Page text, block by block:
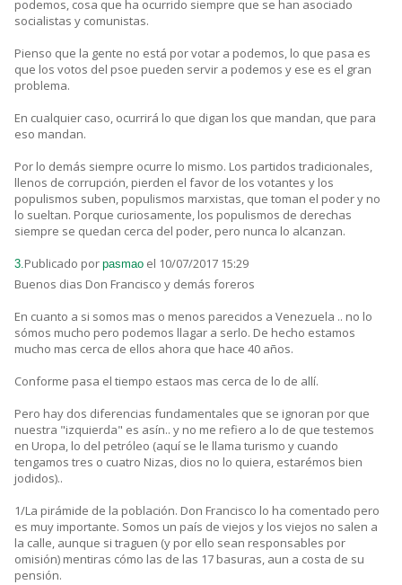
podemos, cosa que ha ocurrido siempre que se han asociado
socialistas y comunistas.
Pienso que la gente no está por votar a podemos, lo que pasa es
que los votos del psoe pueden servir a podemos y ese es el gran
problema.
En cualquier caso, ocurrirá lo que digan los que mandan, que para
eso mandan.
Por lo demás siempre ocurre lo mismo. Los partidos tradicionales,
llenos de corrupción, pierden el favor de los votantes y los
populismos suben, populismos marxistas, que toman el poder y no
lo sueltan. Porque curiosamente, los populismos de derechas
siempre se quedan cerca del poder, pero nunca lo alcanzan.
3.Publicado por pasmao el 10/07/2017 15:29
Buenos dias Don Francisco y demás foreros
En cuanto a si somos mas o menos parecidos a Venezuela .. no lo
sómos mucho pero podemos llagar a serlo. De hecho estamos
mucho mas cerca de ellos ahora que hace 40 años.
Conforme pasa el tiempo estaos mas cerca de lo de allí.
Pero hay dos diferencias fundamentales que se ignoran por que
nuestra "izquierda" es asín.. y no me refiero a lo de que testemos
en Uropa, lo del petróleo (aquí se le llama turismo y cuando
tengamos tres o cuatro Nizas, dios no lo quiera, estarémos bien
jodidos)..
1/La pirámide de la población. Don Francisco lo ha comentado pero
es muy importante. Somos un país de viejos y los viejos no salen a
la calle, aunque si traguen (y por ello sean responsables por
omisión) mentiras cómo las de las 17 basuras, aun a costa de su
pensión.